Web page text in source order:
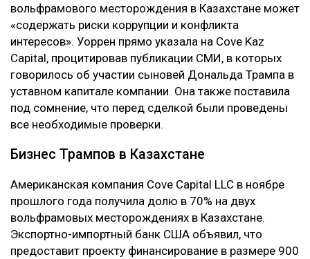
вольфрамового месторождения в Казахстане может
«содержать риски коррупции и конфликта
интересов». Уоррен прямо указала на Cove Kaz
Capital, процитировав публикации СМИ, в которых
говорилось об участии сыновей Дональда Трампа в
уставном капитале компании. Она также поставила
под сомнение, что перед сделкой были проведены
все необходимые проверки.
Бизнес Трампов в Казахстане
Американская компания Cove Capital LLC в ноябре
прошлого года получила долю в 70% на двух
вольфрамовых месторождениях в Казахстане.
Экспортно-импортный банк США объявил, что
предоставит проекту финансирование в размере 900